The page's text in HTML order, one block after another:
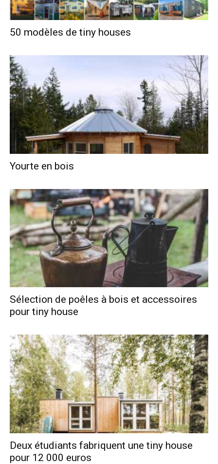
50 modèles de tiny houses
Yourte en bois
Sélection de poêles à bois et accessoires
pour tiny house
Deux étudiants fabriquent une tiny house
pour 12 000 euros